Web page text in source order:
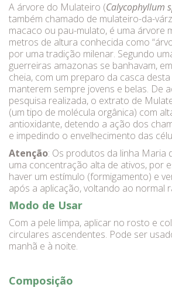
A árvore do Mulateiro (Calycophyllum
também chamado de mulateiro-da-
macaco ou pau-mulato, é uma árvore
metros de altura conhecida como
por uma tradição milenar. Segundo
guerreiras amazonas se banhavam,
cheia, com um preparo da casca
manterem sempre jovens e belas. De
pesquisa realizada, o extrato de
(um tipo de molécula orgânica) com
antioxidante, detendo a ação dos
e impedindo o envelhecimento das
Atenção: Os produtos da linha Maria
uma concentração alta de ativos, por
haver um estímulo (formigamento) e
após a aplicação, voltando ao normal
Modo de Usar
Com a pele limpa, aplicar no rosto e
circulares ascendentes. Pode ser
manhã e à noite.
Composição